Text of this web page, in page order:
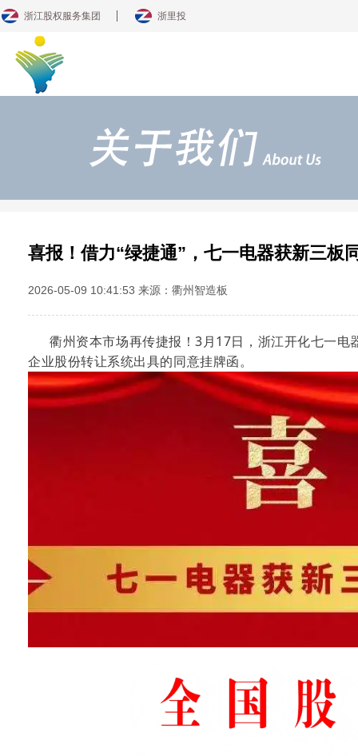
浙江股权服务集团 浙里投
喜报！借力“绿捷通”，七一电器获新三板
2026-05-09 10:41:53 来源：衢州智造板
衢州资本市场再传捷报！3月17日，浙江开化七一电
企业股份转让系统出具的同意挂牌函。